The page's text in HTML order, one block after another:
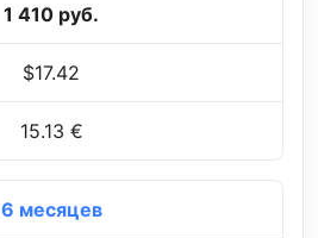
1 410 руб.
$17.42
15.13 €
6 месяцев